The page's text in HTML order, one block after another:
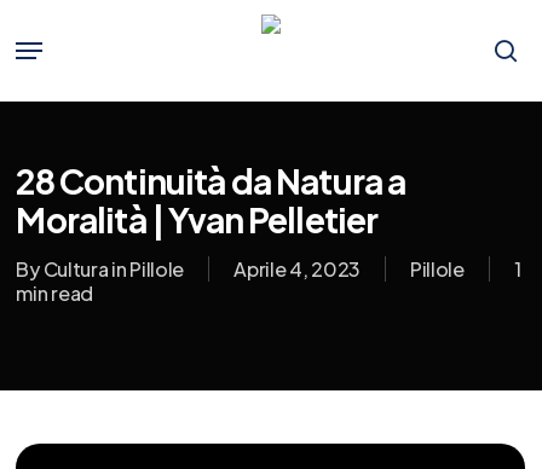
main
content
Menu
28 Continuità da Natura a
Moralità | Yvan Pelletier
ByCultura in Pillole Aprile 4, 2023 Pillole
1
min read